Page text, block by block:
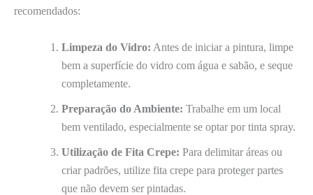
recomendados:
Limpeza do Vidro: Antes de iniciar a pintura, limpe
bem a superfície do vidro com água e sabão, e seque
completamente.
Preparação do Ambiente: Trabalhe em um local
bem ventilado, especialmente se optar por tinta spray.
Utilização de Fita Crepe: Para delimitar áreas ou
criar padrões, utilize fita crepe para proteger partes
que não devem ser pintadas.